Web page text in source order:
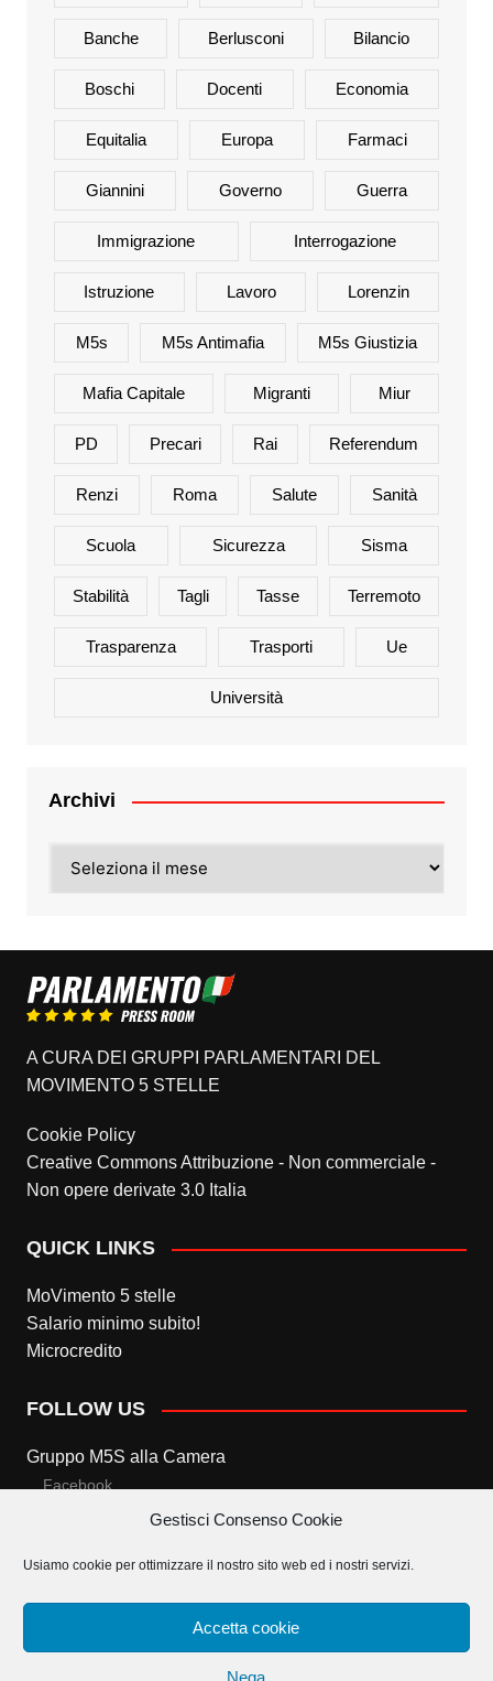
Gestisci Consenso Cookie
Usiamo cookie per ottimizzare il nostro sito web ed i nostri servizi.
Accetta cookie
Nega
Banche Berlusconi Bilancio
Boschi Docenti Economia
Equitalia Europa Farmaci
Giannini Governo Guerra
Immigrazione Interrogazione
Istruzione Lavoro Lorenzin
M5s M5s Antimafia M5s Giustizia
Mafia Capitale Migranti Miur
PD Precari Rai Referendum
Renzi Roma Salute Sanità
Scuola Sicurezza Sisma
Stabilità Tagli Tasse Terremoto
Trasparenza Trasporti Ue
Università
Archivi
A CURA DEI GRUPPI PARLAMENTARI DEL
MOVIMENTO 5 STELLE
Cookie Policy
Creative Commons Attribuzione - Non commerciale -
Non opere derivate 3.0 Italia
QUICK LINKS
MoVimento 5 stelle
Salario minimo subito!
Microcredito
FOLLOW US
Gruppo M5S alla Camera
Facebook
Twitter